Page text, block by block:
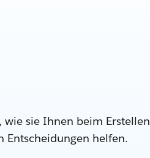
wie sie Ihnen beim Erstellen
Entscheidungen helfen.